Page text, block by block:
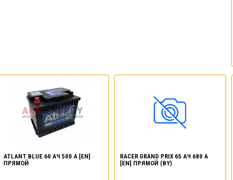
ATLANT BLUE 60 АЧ 500 А [EN]
ПРЯМОЙ
RACER GRAND PRIX 65 АЧ 680 А
[EN] ПРЯМОЙ (BY)